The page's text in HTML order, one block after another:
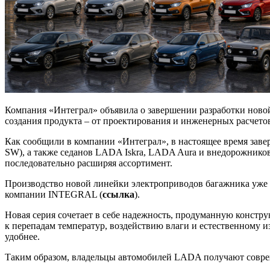
Компания «Интеграл» объявила о завершении разработки
создания продукта – от проектирования и инженерных
Как сообщили в компании «Интеграл», в настоящее время
SW), а также седанов LADA Iskra, LADA Aura и
последовательно расширяя ассортимент.
Производство новой линейки электроприводов багажника
компании INTEGRAL (ссылка).
Новая серия сочетает в себе надежность, продуманную
к перепадам температур, воздействию влаги и естественному
удобнее.
Таким образом, владельцы автомобилей LADA получают